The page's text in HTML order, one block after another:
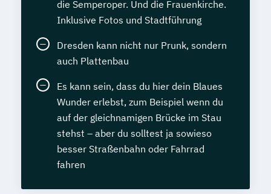
die Semperoper. Und die Frauenkirche.
Inklusive Fotos und Stadtführung
Dresden kann nicht nur Prunk, sondern
auch Plattenbau
Es kann sein, dass du hier dein Blaues
Wunder erlebst, zum Beispiel wenn du
auf der gleichnamigen Brücke im Stau
stehst – aber du solltest ja sowieso
besser Straßenbahn oder Fahrrad
fahren